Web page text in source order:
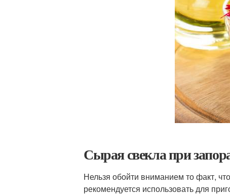
Сырая свекла при
Нельзя обойти вниманием то факт,
рекомендуется использовать для